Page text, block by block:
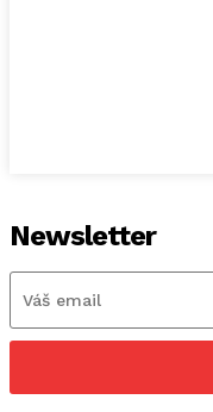
Newsletter